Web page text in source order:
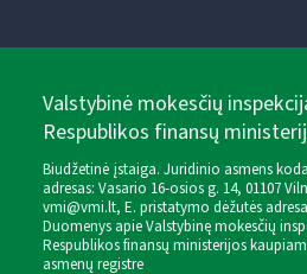
Valstybinė mokesčių
Respublikos finansų
Biudžetinė įstaiga. Juridinio asmens
adresas: Vasario 16-osios g. 14, 01107
vmi@vmi.lt, E. pristatymo dėžutės
Duomenys apie Valstybinę mokesčių
Respublikos finansų ministerijos
asmenų registre